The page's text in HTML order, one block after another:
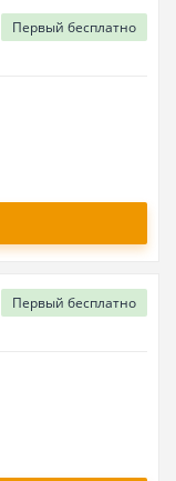
Первый бесплатно
Первый бесплатно